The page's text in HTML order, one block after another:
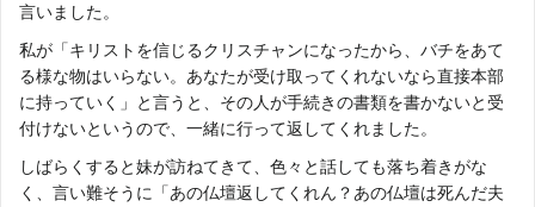
言いました。
私が「キリストを信じるクリスチャンになったから、バチをあて
る様な物はいらない。あなたが受け取ってくれないなら直接本部
に持っていく」と言うと、その人が手続きの書類を書かないと受
付けないというので、一緒に行って返してくれました。
しばらくすると妹が訪ねてきて、色々と話しても落ち着きがな
く、言い難そうに「あの仏壇返してくれん？あの仏壇は死んだ夫